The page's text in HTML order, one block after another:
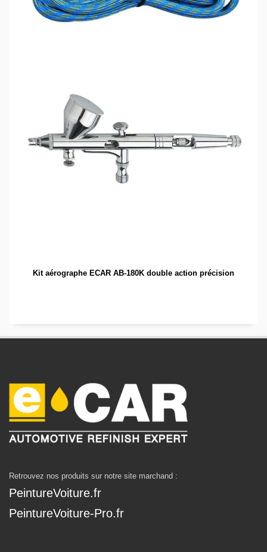
Kit aérographe ECAR AB-180K double action précision
Retrouvez nos produits sur notre site marchand :
PeintureVoiture.fr
PeintureVoiture-Pro.fr